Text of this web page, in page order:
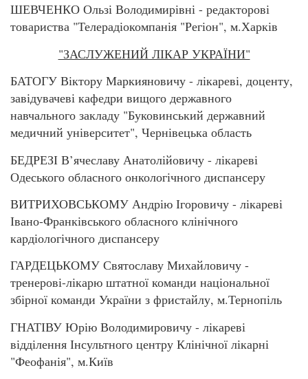
ШЕВЧЕНКО Ользі Володимирівні - редакторові
товариства "Телерадіокомпанія "Регіон", м.Харків
"ЗАСЛУЖЕНИЙ ЛІКАР УКРАЇНИ"
БАТОГУ Віктору Маркияновичу - лікареві, доценту,
завідувачеві кафедри вищого державного
навчального закладу "Буковинський державний
медичний університет", Чернівецька область
БЕДРЕЗІ В’ячеславу Анатолійовичу - лікареві
Одеського обласного онкологічного диспансеру
ВИТРИХОВСЬКОМУ Андрію Ігоровичу - лікареві
Івано-Франківського обласного клінічного
кардіологічного диспансеру
ГАРДЕЦЬКОМУ Святославу Михайловичу -
тренерові-лікарю штатної команди національної
збірної команди України з фристайлу, м.Тернопіль
ГНАТІВУ Юрію Володимировичу - лікареві
відділення Інсультного центру Клінічної лікарні
"Феофанія", м.Київ